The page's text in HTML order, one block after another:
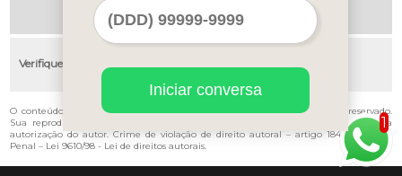
Zona Sul
Verifique as regiões que atendemos
O conteúdo do texto "Instalação de Pvc Preço Vila Noêmia" é de direito reservado.
Sua reprodução, parcial ou total, mesmo citando nossos links, é proibida sem a
autorização do autor. Crime de violação de direito autoral – artigo 184 do Código
Penal – Lei 9610/98 - Lei de direitos autorais.
1
Iniciar conversa